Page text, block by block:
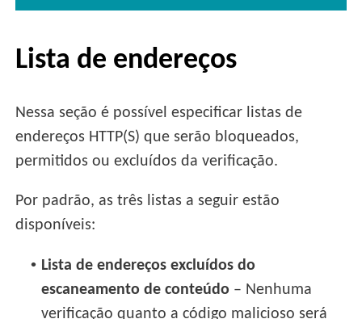
Lista de endereços
Nessa seção é possível especificar listas de
endereços HTTP(S) que serão bloqueados,
permitidos ou excluídos da verificação.
Por padrão, as três listas a seguir estão
disponíveis:
• Lista de endereços excluídos do
escaneamento de conteúdo – Nenhuma
verificação quanto a código malicioso será